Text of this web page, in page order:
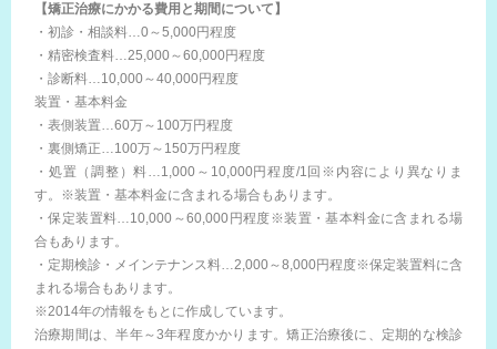
【矯正治療にかかる費用と期間について】
・初診・相談料…0～5,000円程度
・精密検査料…25,000～60,000円程度
・診断料…10,000～40,000円程度
装置・基本料金
・表側装置…60万～100万円程度
・裏側矯正…100万～150万円程度
・処置（調整）料…1,000～10,000円程度/1回※内容により異なりま
す。※装置・基本料金に含まれる場合もあります。
・保定装置料…10,000～60,000円程度※装置・基本料金に含まれる場
合もあります。
・定期検診・メインテナンス料…2,000～8,000円程度※保定装置料に含
まれる場合もあります。
※2014年の情報をもとに作成しています。
治療期間は、半年～3年程度かかります。矯正治療後に、定期的な検診